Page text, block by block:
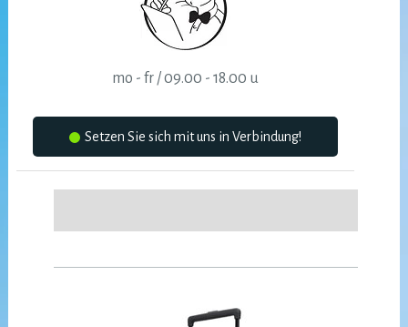
mo - fr / 09.00 - 18.00 u
Setzen Sie sich mit uns in Verbindung!